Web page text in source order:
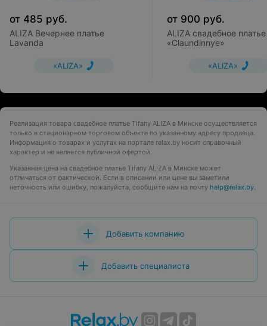
от 485 руб.
ALIZA Вечернее платье
Lavanda
«ALIZA»
от 900 руб.
ALIZA свадебное платье
«Claundinnye»
«ALIZA»
Реализация товара свадебное платье Tifany ALIZA в Минске осуществляется
только в стационарном торговом объекте по указанному адресу продавца.
Информация о товарах и услугах на портале relax.by носит справочный
характер и не является публичной офертой.
Указанная цена на свадебное платье Tifany ALIZA в Минске может
отличаться от фактической. Если в описании или цене вы заметили
неточность или ошибку, пожалуйста, сообщите нам на почту help@relax.by.
Добавить компанию
Добавить специалиста